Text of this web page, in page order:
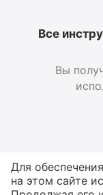
Все
Вы
Для
на этом сайте